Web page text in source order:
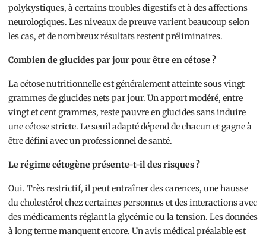
polykystiques, à certains troubles digestifs et à des affections
neurologiques. Les niveaux de preuve varient beaucoup selon
les cas, et de nombreux résultats restent préliminaires.
Combien de glucides par jour pour être en cétose ?
La cétose nutritionnelle est généralement atteinte sous vingt
grammes de glucides nets par jour. Un apport modéré, entre
vingt et cent grammes, reste pauvre en glucides sans induire
une cétose stricte. Le seuil adapté dépend de chacun et gagne à
être défini avec un professionnel de santé.
Le régime cétogène présente-t-il des risques ?
Oui. Très restrictif, il peut entraîner des carences, une hausse
du cholestérol chez certaines personnes et des interactions avec
des médicaments réglant la glycémie ou la tension. Les données
à long terme manquent encore. Un avis médical préalable est